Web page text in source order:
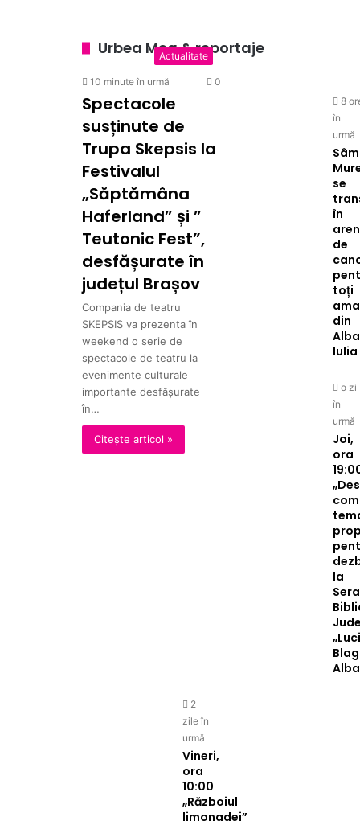
Urbea Mea & reportaje
Actualitate
10 minute în urmă 0
Spectacole
susținute de
Trupa Skepsis la
Festivalul
„Săptămâna
Haferland” și ”
Teutonic Fest”,
desfășurate în
județul Brașov
Compania de teatru
SKEPSIS va prezenta în
weekend o serie de
spectacole de teatru la
evenimente culturale
importante desfășurate
în…
Citește articol »
8
în
urmă
se
în
de
toți
din
Alba
Iulia
o zi
în
urmă
Joi,
ora
la
Alba
2
zile în
urmă
Vineri,
ora
10:00
„Războiul
limonadei”